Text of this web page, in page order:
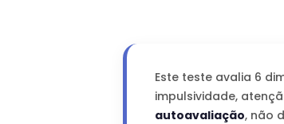
Este teste avalia 6
impulsividade,
autoavaliação, não